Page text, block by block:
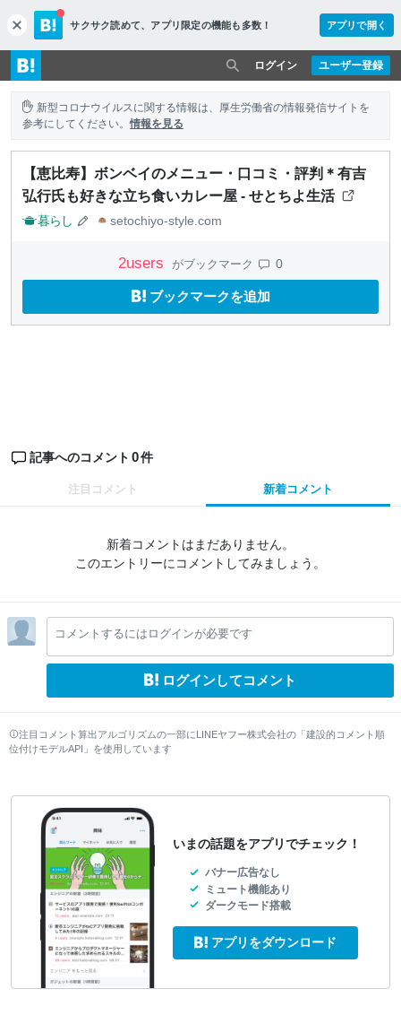
c
l
o
s
e
サクサク読めて、 アプリ限定の機能も多数！ アプリで開く
ユーザー登録
ログイン
新型コロナウイルスに関する情報は、厚生労働省の情報発信サイトを
参考にしてください。情報を見る
【恵比寿】ボンベイのメニュー・口コミ・評判＊有吉
弘行氏も好きな立ち食いカレー屋 - せとちよ生活
暮らし setochiyo-style.com
2users がブックマーク 0
ブックマークを追加
記事へのコメント 0件
注目コメント 新着コメント
新着コメントはまだありません。
このエントリーにコメントしてみましょう。
コメントするにはログインが必要です
ログインしてコメント
注目コメント算出アルゴリズムの一部にLINEヤフー株式会社の「建設的コメント順
位付けモデルAPI」を使用しています
いまの話題をアプリでチェック！
バナー広告なし
ミュート機能あり
ダークモード搭載
アプリをダウンロード